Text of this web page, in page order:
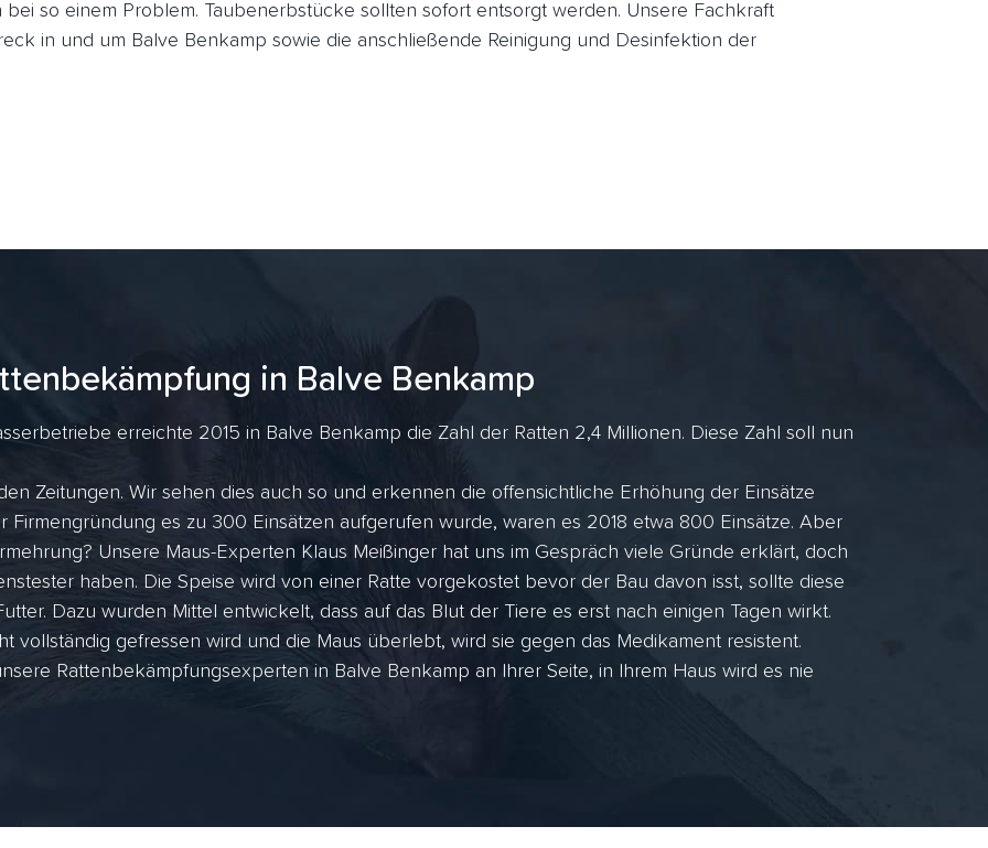
bei so einem Problem. Taubenerbstücke sollten sofort entsorgt werden. Unsere Fachkraft
in und um Balve Benkamp sowie die anschließende Reinigung und Desinfektion der
in Balve Benkamp
erreichte 2015 in Balve Benkamp die Zahl der Ratten 2,4 Millionen. Diese Zahl soll nun
Zeitungen. Wir sehen dies auch so und erkennen die offensichtliche Erhöhung der Einsätze
Firmengründung es zu 300 Einsätzen aufgerufen wurde, waren es 2018 etwa 800 Einsätze. Aber
Unsere Maus-Experten Klaus Meißinger hat uns im Gespräch viele Gründe erklärt, doch
haben. Die Speise wird von einer Ratte vorgekostet bevor der Bau davon isst, sollte diese
Dazu wurden Mittel entwickelt, dass auf das Blut der Tiere es erst nach einigen Tagen wirkt.
vollständig gefressen wird und die Maus überlebt, wird sie gegen das Medikament resistent.
Rattenbekämpfungsexperten in Balve Benkamp an Ihrer Seite, in Ihrem Haus wird es nie